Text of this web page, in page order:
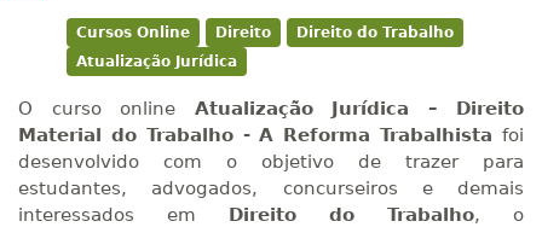
Cursos Online Direito
Direito do Trabalho
Atualização Jurídica
O curso online Atualização Jurídica – Direito
Material do Trabalho - A Reforma Trabalhista foi
desenvolvido com o objetivo de trazer para
estudantes, advogados, concurseiros e demais
interessados em Direito do Trabalho, o